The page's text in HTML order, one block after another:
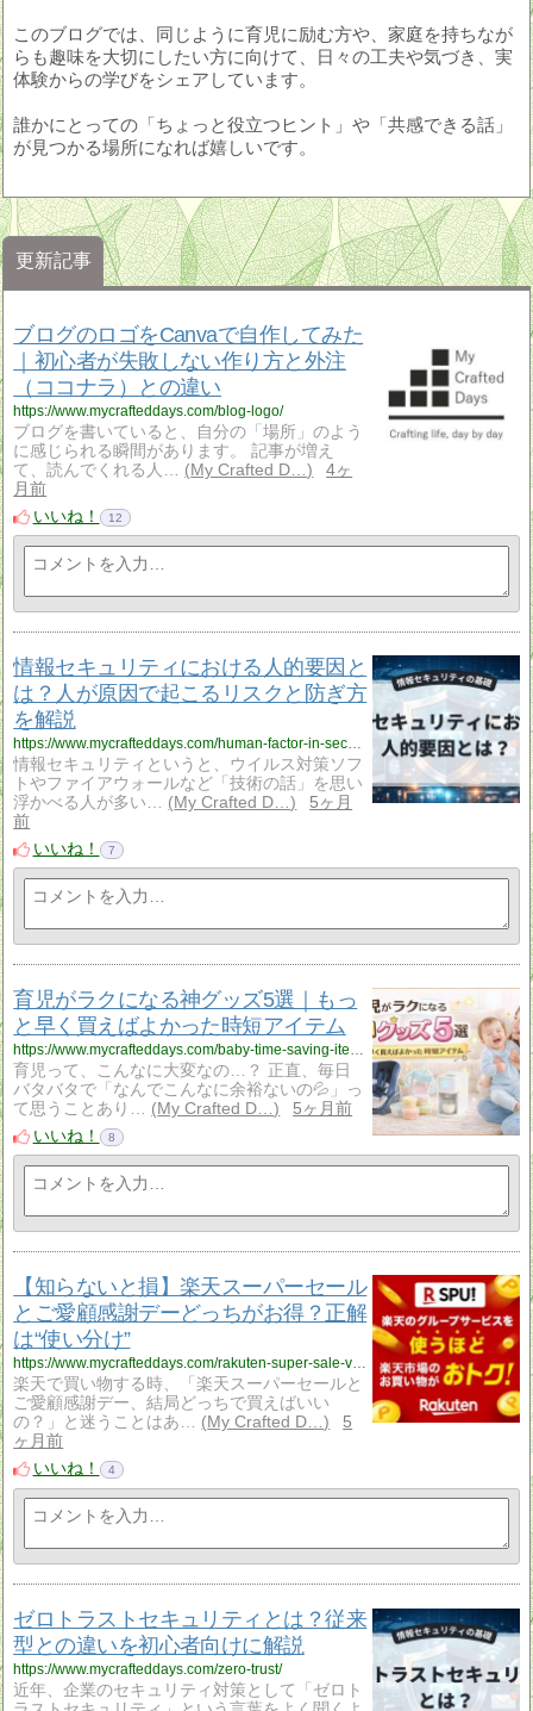
このブログでは、同じように育児に励む方や、家庭を持ちなが
らも趣味を大切にしたい方に向けて、日々の工夫や気づき、実
体験からの学びをシェアしています。
誰かにとっての「ちょっと役立つヒント」や「共感できる話」
が見つかる場所になれば嬉しいです。
更新記事
ブログのロゴをCanvaで自作してみた
｜初心者が失敗しない作り方と外注
（ココナラ）との違い
https://www.mycrafteddays.com/blog-logo/
ブログを書いていると、自分の「場所」のよう
に感じられる瞬間があります。 記事が増え
て、読んでくれる人…
My Crafted D…
4ヶ
月前
いいね！
12
情報セキュリティにおける人的要因と
は？人が原因で起こるリスクと防ぎ方
を解説
https://www.mycrafteddays.com/human-factor-in-security/
情報セキュリティというと、ウイルス対策ソフ
トやファイアウォールなど「技術の話」を思い
浮かべる人が多い…
My Crafted D…
5ヶ月
前
いいね！
7
育児がラクになる神グッズ5選｜もっ
と早く買えばよかった時短アイテム
https://www.mycrafteddays.com/baby-time-saving-items-5/
育児って、こんなに大変なの…？ 正直、毎日
バタバタで「なんでこんなに余裕ないの💦」っ
て思うことあり…
My Crafted D…
5ヶ月前
いいね！
8
【知らないと損】楽天スーパーセール
とご愛顧感謝デーどっちがお得？正解
は“使い分け”
https://www.mycrafteddays.com/rakuten-super-sale-vs-goaiko-day/
楽天で買い物する時、「楽天スーパーセールと
ご愛顧感謝デー、結局どっちで買えばいい
の？」と迷うことはあ…
My Crafted D…
5
ヶ月前
いいね！
4
ゼロトラストセキュリティとは？従来
型との違いを初心者向けに解説
https://www.mycrafteddays.com/zero-trust/
近年、企業のセキュリティ対策として「ゼロト